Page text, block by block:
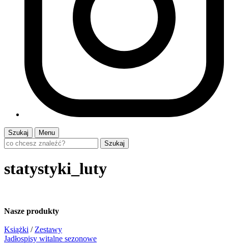
Szukaj
Menu
Szukaj
statystyki_luty
Nasze produkty
Książki / Zestawy
Jadłospisy witalne sezonowe